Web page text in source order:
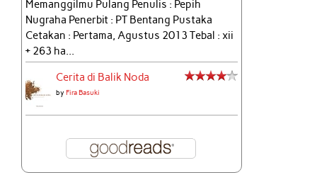
Memanggilmu Pulang Penulis : Pepih
Nugraha Penerbit : PT Bentang Pustaka
Cetakan : Pertama, Agustus 2013 Tebal : xii
+ 263 ha...
Cerita di Balik Noda
byFira Basuki